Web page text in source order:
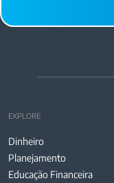
EXPLORE
Dinheiro
Planejamento
Educação Financeira